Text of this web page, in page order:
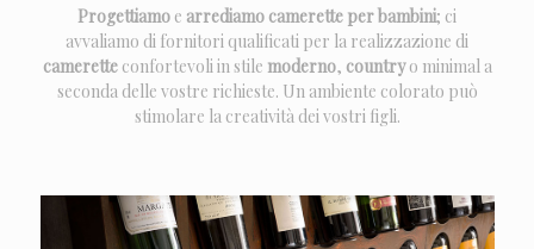
Progettiamo e arrediamo camerette per bambini; ci
avvaliamo di fornitori qualificati per la realizzazione di
camerette confortevoli in stile moderno, countryo minimal a
seconda delle vostre richieste. Un ambiente colorato può
stimolare la creatività dei vostri figli.